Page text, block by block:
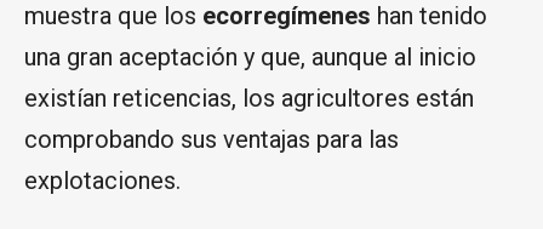
muestra que los ecorregímenes han tenido
una gran aceptación y que, aunque al inicio
existían reticencias, los agricultores están
comprobando sus ventajas para las
explotaciones.